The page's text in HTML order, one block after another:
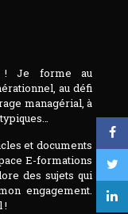
! Je forme au
au défi
managérial, à
et documents
E-formations
des sujets qui
engagement.
!